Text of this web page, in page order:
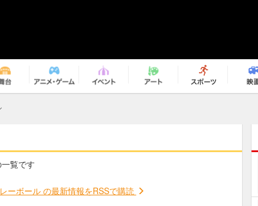
覧です
ーボール の最新情報をRSSで購読